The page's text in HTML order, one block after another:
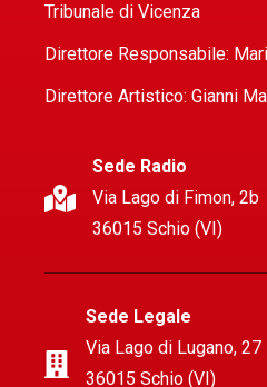
Tribunale di Vicenza
Direttore Responsabile:
Direttore Artistico: Gianni
Sede Radio
Via Lago di Fimon, 2b
36015 Schio (VI)
Sede Legale
Via Lago di Lugano, 27
36015 Schio (VI)